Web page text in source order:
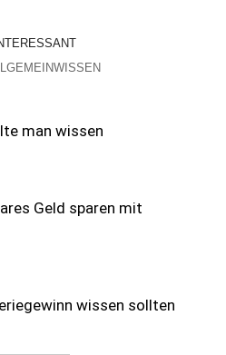
man wissen
Geld sparen mit
wissen sollten